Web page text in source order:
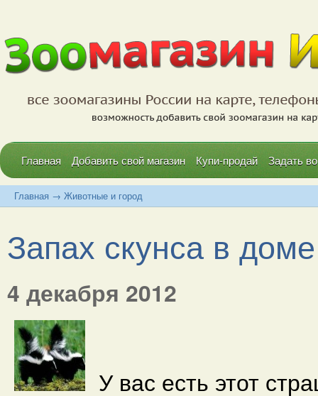
Главная Добавить свой магазин Купи-продай Задать
Главная → Животные и город
Запах скунса в доме
4 декабря 2012
У вас есть этот